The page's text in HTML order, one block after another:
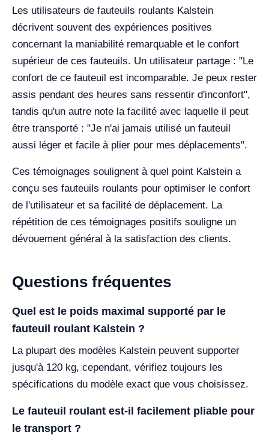
Les utilisateurs de fauteuils roulants Kalstein
décrivent souvent des expériences positives
concernant la maniabilité remarquable et le confort
supérieur de ces fauteuils. Un utilisateur partage : "Le
confort de ce fauteuil est incomparable. Je peux rester
assis pendant des heures sans ressentir d'inconfort",
tandis qu'un autre note la facilité avec laquelle il peut
être transporté : "Je n'ai jamais utilisé un fauteuil
aussi léger et facile à plier pour mes déplacements".
Ces témoignages soulignent à quel point Kalstein a
conçu ses fauteuils roulants pour optimiser le confort
de l'utilisateur et sa facilité de déplacement. La
répétition de ces témoignages positifs souligne un
dévouement général à la satisfaction des clients.
Questions fréquentes
Quel est le poids maximal supporté par le
fauteuil roulant Kalstein ?
La plupart des modèles Kalstein peuvent supporter
jusqu'à 120 kg, cependant, vérifiez toujours les
spécifications du modèle exact que vous choisissez.
Le fauteuil roulant est-il facilement pliable pour
le transport ?